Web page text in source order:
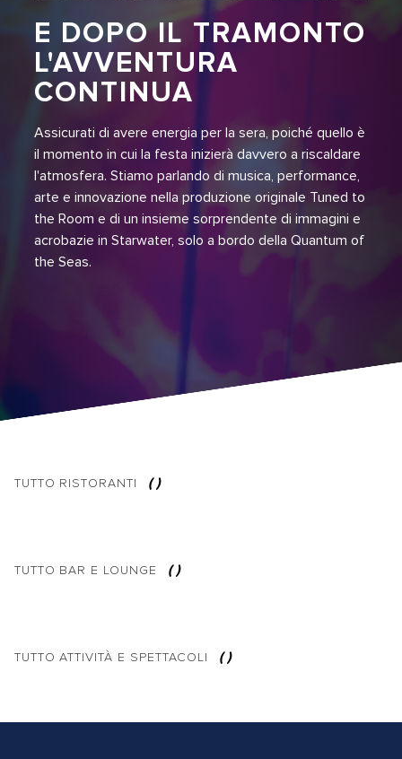
E DOPO IL TRAMONTO
L'AVVENTURA
CONTINUA
Assicurati di avere energia per la sera, poiché quello è
il momento in cui la festa inizierà davvero a riscaldare
l'atmosfera. Stiamo parlando di musica, performance,
arte e innovazione nella produzione originale Tuned to
the Room e di un insieme sorprendente di immagini e
acrobazie in Starwater, solo a bordo della Quantum of
the Seas.
TUTTO RISTORANTI ()
TUTTO BAR E LOUNGE ()
TUTTO ATTIVITÀ E SPETTACOLI ()